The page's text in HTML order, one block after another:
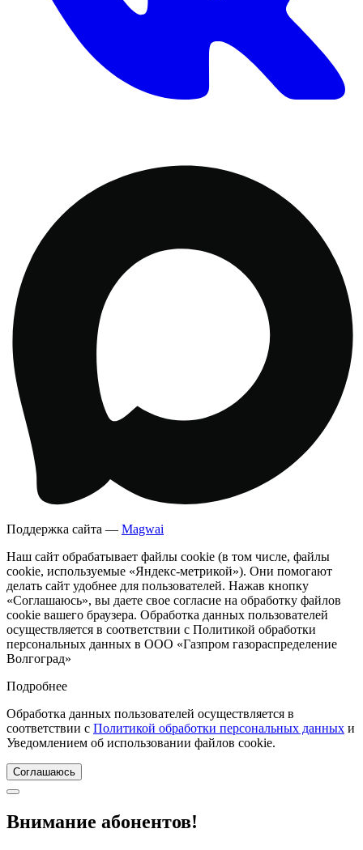
Поддержка сайта — Magwai
Наш сайт обрабатывает файлы cookie (в том числе, файлы
cookie, используемые «Яндекс-метрикой»). Они помогают
делать сайт удобнее для пользователей. Нажав кнопку
«Соглашаюсь», вы даете свое согласие на обработку файлов
cookie вашего браузера. Обработка данных пользователей
осуществляется в соответствии с Политикой обработки
персональных данных в ООО «Газпром газораспределение
Волгоград»
Подробнее
Обработка данных пользователей осуществляется в
соответствии с Политикой обработки персональных данных и
Уведомлением об использовании файлов cookie.
Соглашаюсь
Внимание абонентов!